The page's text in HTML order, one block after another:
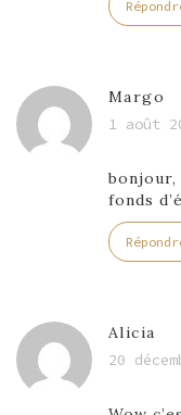
Margo
1 août
fonds
Alicia
20